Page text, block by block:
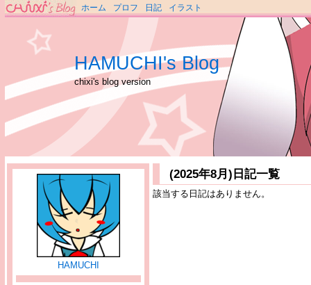
ホーム プロフ 日記 イラスト
HAMUCHI's Blog
chixi's blog version
HAMUCHI
(2025年8月)日記一覧
該当する日記はありません。